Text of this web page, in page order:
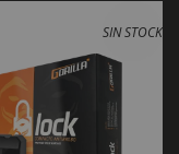
SIN STOCK